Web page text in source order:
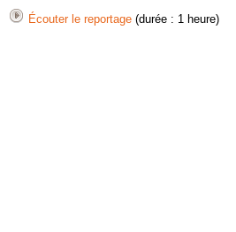
Écouter le reportage (durée : 1 heure)